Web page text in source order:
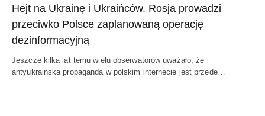
Hejt na Ukrainę i Ukraińców. Rosja prowadzi
przeciwko Polsce zaplanowaną operację
dezinformacyjną
Jeszcze kilka lat temu wielu obserwatorów uważało, że
antyukraińska propaganda w polskim internecie jest przede…